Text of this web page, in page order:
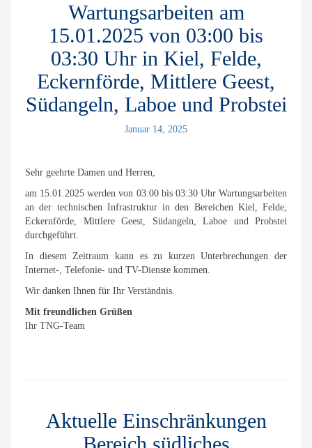
Wartungsarbeiten am
15.01.2025 von 03:00 bis
03:30 Uhr in Kiel, Felde,
Eckernförde, Mittlere Geest,
Südangeln, Laboe und Probstei
Januar 14, 2025
Sehr geehrte Damen und Herren,
am 15.01.2025 werden von 03:00 bis 03:30 Uhr Wartungsarbeiten
an der technischen Infrastruktur in den Bereichen Kiel, Felde,
Eckernförde, Mittlere Geest, Südangeln, Laboe und Probstei
durchgeführt.
In diesem Zeitraum kann es zu kurzen Unterbrechungen der
Internet-, Telefonie- und TV-Dienste kommen.
Wir danken Ihnen für Ihr Verständnis.
Mit freundlichen Grüßen
Ihr TNG-Team
Aktuelle Einschränkungen